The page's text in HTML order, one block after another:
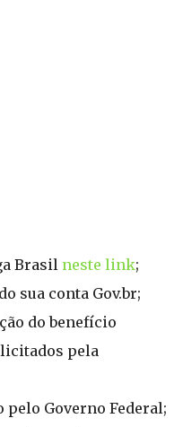
Brasil neste link;
sua conta Gov.br;
do benefício
pela
pelo Governo Federal;